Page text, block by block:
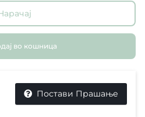
во кошница
Постави Прашање